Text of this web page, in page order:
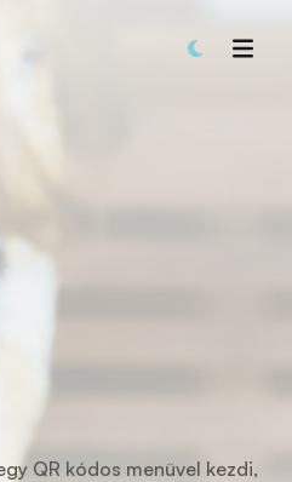
QR kódos menüvel kezdi,